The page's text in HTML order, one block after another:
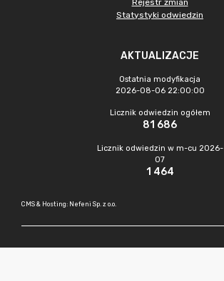
Rejestr zmian
Statystyki odwiedzin
AKTUALIZACJE
Ostatnia modyfikacja
2026-08-06 22:00:00
Licznik odwiedzin ogółem
81 686
Licznik odwiedzin w m-cu 2026-
07
1 464
CMS & Hosting: Nefeni Sp. z o.o.